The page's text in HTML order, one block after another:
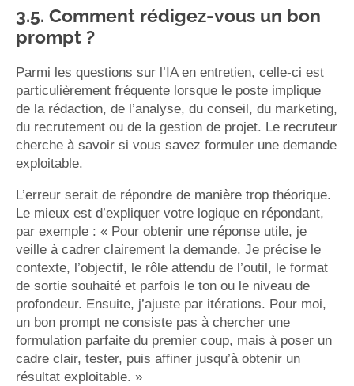
3.5. Comment rédigez-vous un bon
prompt ?
Parmi les questions sur l’IA en entretien, celle-ci est
particulièrement fréquente lorsque le poste implique
de la rédaction, de l’analyse, du conseil, du marketing,
du recrutement ou de la gestion de projet. Le recruteur
cherche à savoir si vous savez formuler une demande
exploitable.
L’erreur serait de répondre de manière trop théorique.
Le mieux est d’expliquer votre logique en répondant,
par exemple : « Pour obtenir une réponse utile, je
veille à cadrer clairement la demande. Je précise le
contexte, l’objectif, le rôle attendu de l’outil, le format
de sortie souhaité et parfois le ton ou le niveau de
profondeur. Ensuite, j’ajuste par itérations. Pour moi,
un bon prompt ne consiste pas à chercher une
formulation parfaite du premier coup, mais à poser un
cadre clair, tester, puis affiner jusqu’à obtenir un
résultat exploitable. »